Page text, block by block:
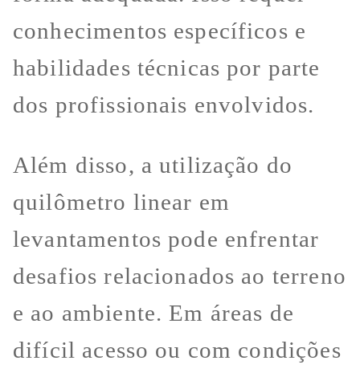
conhecimentos específicos e
habilidades técnicas por parte
dos profissionais envolvidos.
Além disso, a utilização do
quilômetro linear em
levantamentos pode enfrentar
desafios relacionados ao terreno
e ao ambiente. Em áreas de
difícil acesso ou com condições